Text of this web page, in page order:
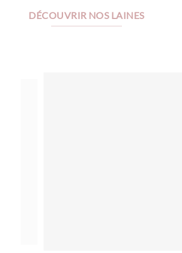
DÉCOUVRIR NOS LAINES